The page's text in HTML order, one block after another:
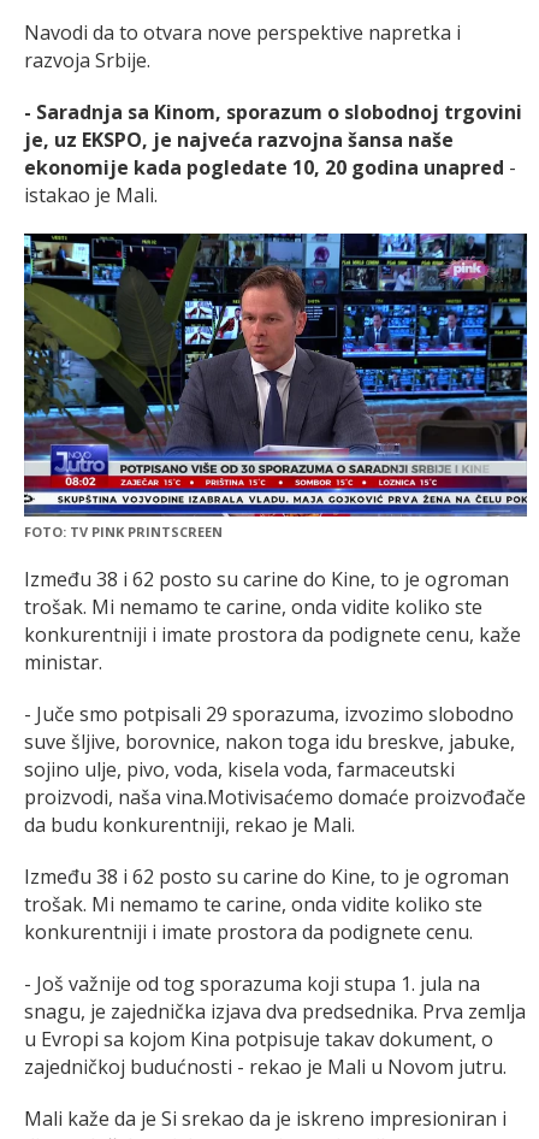
Navodi da to otvara nove perspektive napretka i
razvoja Srbije.
- Saradnja sa Kinom, sporazum o slobodnoj trgovini
je, uz EKSPO, je najveća razvojna šansa naše
ekonomije kada pogledate 10, 20 godina unapred -
istakao je Mali.
FOTO: TV PINK PRINTSCREEN
Između 38 i 62 posto su carine do Kine, to je ogroman
trošak. Mi nemamo te carine, onda vidite koliko ste
konkurentniji i imate prostora da podignete cenu, kaže
ministar.
- Juče smo potpisali 29 sporazuma, izvozimo slobodno
suve šljive, borovnice, nakon toga idu breskve, jabuke,
sojino ulje, pivo, voda, kisela voda, farmaceutski
proizvodi, naša vina.Motivisaćemo domaće proizvođače
da budu konkurentniji, rekao je Mali.
Između 38 i 62 posto su carine do Kine, to je ogroman
trošak. Mi nemamo te carine, onda vidite koliko ste
konkurentniji i imate prostora da podignete cenu.
- Još važnije od tog sporazuma koji stupa 1. jula na
snagu, je zajednička izjava dva predsednika. Prva zemlja
u Evropi sa kojom Kina potpisuje takav dokument, o
zajedničkoj budućnosti - rekao je Mali u Novom jutru.
Mali kaže da je Si srekao da je iskreno impresioniran i